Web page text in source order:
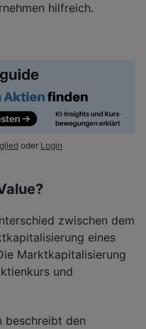
hilfreich.
oder Login
zwischen dem
eines
Marktkapitalisierung
und
beschreibt den